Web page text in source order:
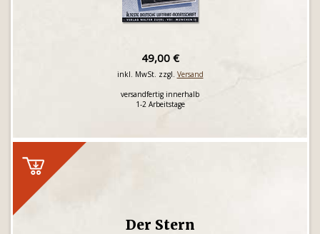
49,00 €
inkl. MwSt. zzgl. Versand
versandfertig innerhalb
1-2 Arbeitstage
Der Stern